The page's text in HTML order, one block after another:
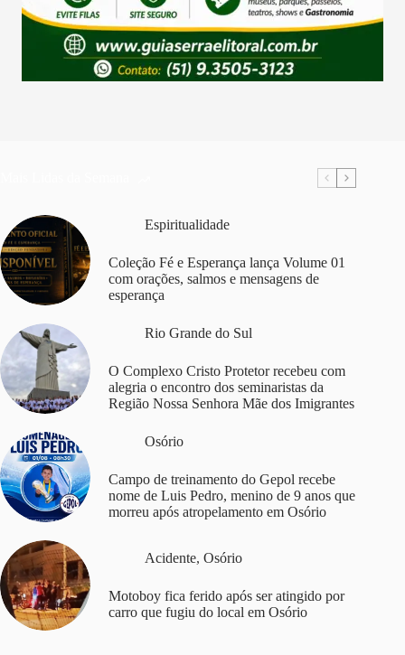
Espiritualidade
Coleção Fé e Esperança lança Volume 01
com orações, salmos e mensagens de
esperança
Rio Grande do Sul
O Complexo Cristo Protetor recebeu com
alegria o encontro dos seminaristas da
Região Nossa Senhora Mãe dos Imigrantes
Osório
Campo de treinamento do Gepol recebe
nome de Luis Pedro, menino de 9 anos que
morreu após atropelamento em Osório
Acidente, Osório
Motoboy fica ferido após ser atingido por
carro que fugiu do local em Osório